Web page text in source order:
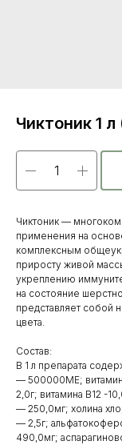
Чиктоник 1
Чиктоник —
применения на
комплексным
приросту живой
укреплению
на состояние
представляет собой
цвета.
Состав:
В 1 л препарата
— 500000МЕ;
2,0г; витамина В12 -
— 250,0мг; холина
— 2,5г;
490,0мг;
Каталог
товаров
Ветеринарные